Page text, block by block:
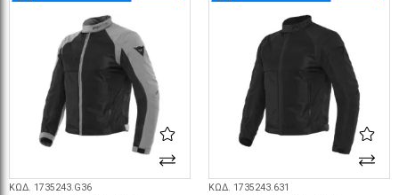
ΚΩΔ. 1735243.G36 ΚΩΔ. 1735243.631